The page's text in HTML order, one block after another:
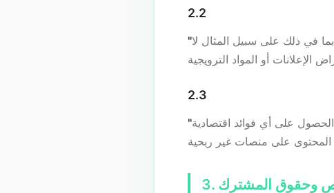
2.2
في ذلك على سبيل المثال لا
2.3
على أي فوائد اقتصادية
وحقوق المشترك